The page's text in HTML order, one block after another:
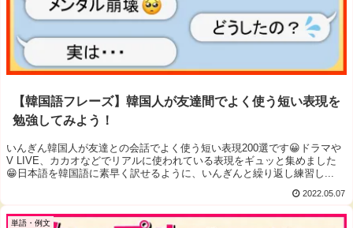
【韓国語フレーズ】韓国人が友達間でよく使う短い表現を
勉強してみよう！
いんぎん韓国人が友達との会話でよく使う短い表現200選です😀ドラマや
V LIVE、カカオなどでリアルに使われている表現をギュッと集めました
😁日本語を韓国語に素早く訳せるように、いんぎんと繰り返し練習し...
2022.05.07
単語・例文